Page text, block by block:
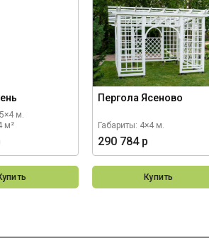
м.
м²
Пергола Ясеново
Габариты: 4×4 м.
290 784 р
Купить